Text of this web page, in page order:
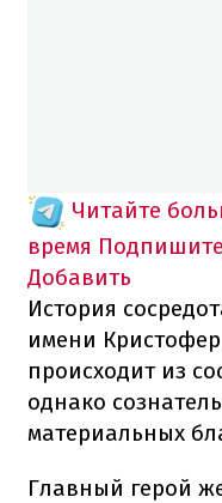
Читайте
время
Добавить
История
имени
происходит из
однако
материальных
Главный герой